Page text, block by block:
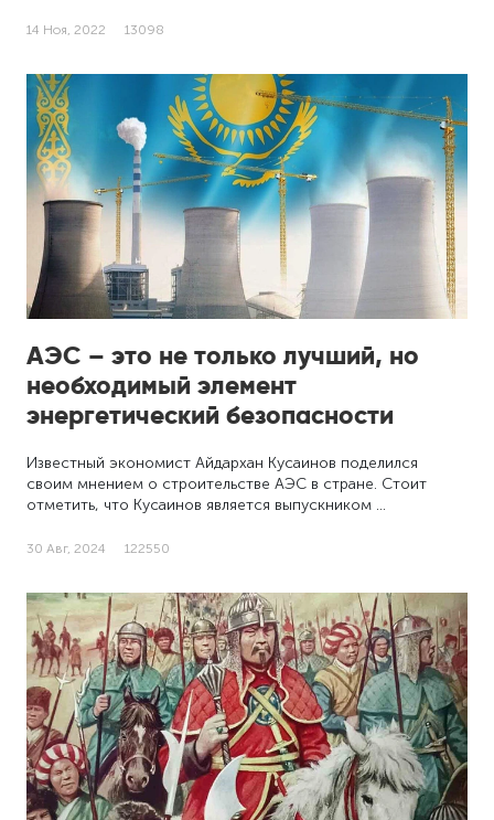
14 Ноя, 2022 13098
АЭС – это не только лучший, но
необходимый элемент
энергетический безопасности
Известный экономист Айдархан Кусаинов поделился
своим мнением о строительстве АЭС в стране. Стоит
отметить, что Кусаинов является выпускником …
30 Авг, 2024 122550